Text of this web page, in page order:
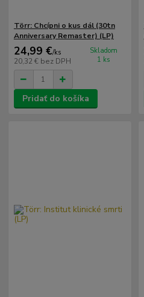
Törr: Chcípni o kus dál (30tn
Anniversary Remaster) (LP)
24,99 €/ks
20,32 € bez DPH
Skladom
1 ks
Pridať do košíka